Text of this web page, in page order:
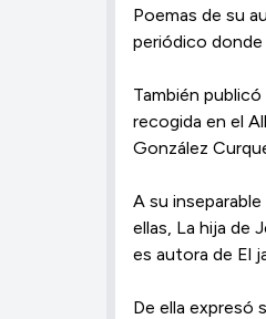
Poemas de su
periódico donde
También
recogida en el
González
A su
ellas, La hija de
es autora de El
De ella expresó